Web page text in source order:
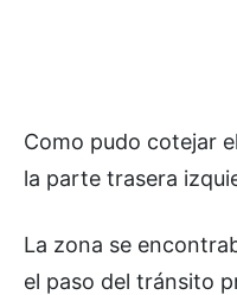
Como pudo cotejar
la parte trasera
La zona se
el paso del tránsito